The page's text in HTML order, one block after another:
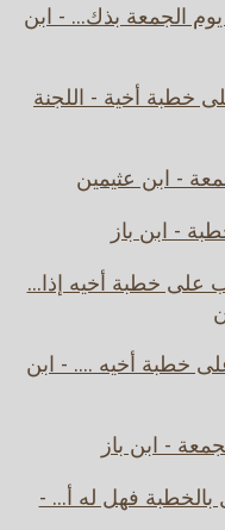
الجمعة بذك... - ابن
أخية - اللجنة
- ابن عثيمين
- ابن باز
خطبة أخيه إذا...
خطبة أخيه .... - ابن
- ابن باز
فهل له أ... -